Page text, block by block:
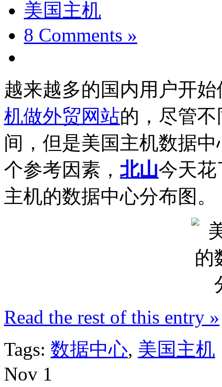
美国主机
8 Comments »
越来越多的国内用户开始
机做外贸网站的，尽管
间，但是美国主机数据
个参考因素， 北山今天
主机的数据中心分布图。
Read the rest of this entry »
Tags: 数据中心, 美国主机
Nov 1